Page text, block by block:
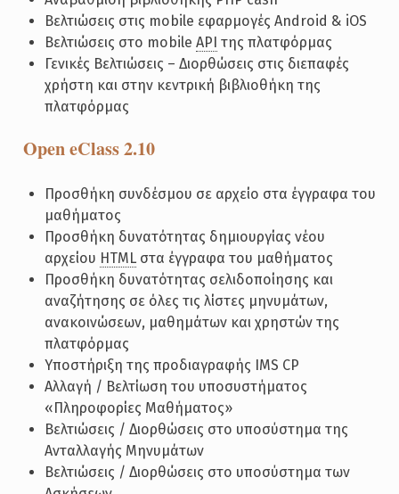
Βελτιώσεις στις mobile εφαρμογές Android & iOS
Βελτιώσεις στο mobile API της πλατφόρμας
Γενικές Βελτιώσεις – Διορθώσεις στις διεπαφές
χρήστη και στην κεντρική βιβλιοθήκη της
πλατφόρμας
Open eClass 2.10
Προσθήκη συνδέσμου σε αρχείο στα έγγραφα του
μαθήματος
Προσθήκη δυνατότητας δημιουργίας νέου
αρχείου HTMLστα έγγραφα του μαθήματος
Προσθήκη δυνατότητας σελιδοποίησης και
αναζήτησης σε όλες τις λίστες μηνυμάτων,
ανακοινώσεων, μαθημάτων και χρηστών της
πλατφόρμας
Υποστήριξη της προδιαγραφής IMS CP
Αλλαγή / Βελτίωση του υποσυστήματος
«Πληροφορίες Μαθήματος»
Βελτιώσεις / Διορθώσεις στο υποσύστημα της
Ανταλλαγής Μηνυμάτων
Βελτιώσεις / Διορθώσεις στο υποσύστημα των